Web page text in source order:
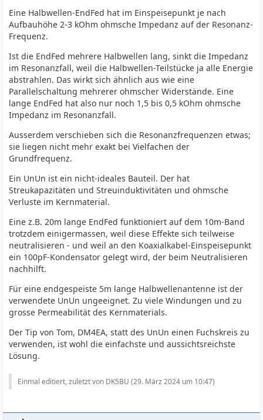
Eine Halbwellen-EndFed hat im Einspeisepunkt je nach
Aufbauhöhe 2-3 kOhm ohmsche Impedanz auf der Resonanz-
Frequenz.
Ist die EndFed mehrere Halbwellen lang, sinkt die Impedanz
im Resonanzfall, weil die Halbwellen-Teilstücke ja alle Energie
abstrahlen. Das wirkt sich ähnlich aus wie eine
Parallelschaltung mehrerer ohmscher Widerstände. Eine
lange EndFed hat also nur noch 1,5 bis 0,5 kOhm ohmsche
Impedanz im Resonanzfall.
Ausserdem verschieben sich die Resonanzfrequenzen etwas;
sie liegen nicht mehr exakt bei Vielfachen der
Grundfrequenz.
Ein UnUn ist ein nicht-ideales Bauteil. Der hat
Streukapazitäten und Streuinduktivitäten und ohmsche
Verluste im Kernmaterial.
Eine z.B. 20m lange EndFed funktioniert auf dem 10m-Band
trotzdem einigermassen, weil diese Effekte sich teilweise
neutralisieren - und weil an den Koaxialkabel-Einspeisepunkt
ein 100pF-Kondensator gelegt wird, der beim Neutralisieren
nachhilft.
Für eine endgespeiste 5m lange Halbwellenantenne ist der
verwendete UnUn ungeeignet. Zu viele Windungen und zu
grosse Permeabilität des Kernmaterials.
Der Tip von Tom, DM4EA, statt des UnUn einen Fuchskreis zu
verwenden, ist wohl die einfachste und aussichtsreichste
Lösung.
Einmal editiert, zuletzt von DK5BU (29. März 2024 um 10:47)